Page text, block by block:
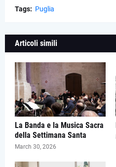
Tags: Puglia
Articoli simili
La Banda e la Musica Sacra
della Settimana Santa
March 30, 2026